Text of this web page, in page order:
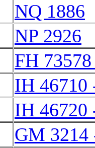
NQ 1886
NP 2926
FH
IH 46710
IH 46720
GM 3214